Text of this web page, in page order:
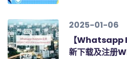
2025-01-06
【Whatsapp
新下载及注册